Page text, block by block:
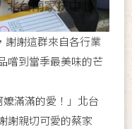
謝謝這群來自各行業
嚐到當季最美味的芒
滿滿的愛！」北台
謝親切可愛的蔡家